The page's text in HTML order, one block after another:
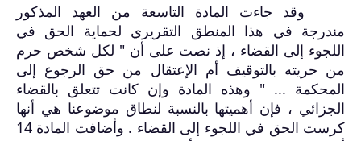
وقد جاءت المادة التاسعة من العهد المذكور
مندرجة في هذا المنطق التقريري لحماية الحق في
اللجوء إلى القضاء ، إذ نصت على أن " لكل شخص حرم
من حريته بالتوقيف أم الإعتقال من حق الرجوع إلى
المحكمة ... " وهذه المادة وإن كانت تتعلق بالقضاء
الجزائي ، فإن أهميتها بالنسبة لنطاق موضوعنا هي أنها
كرست الحق في اللجوء إلى القضاء . وأضافت المادة 14